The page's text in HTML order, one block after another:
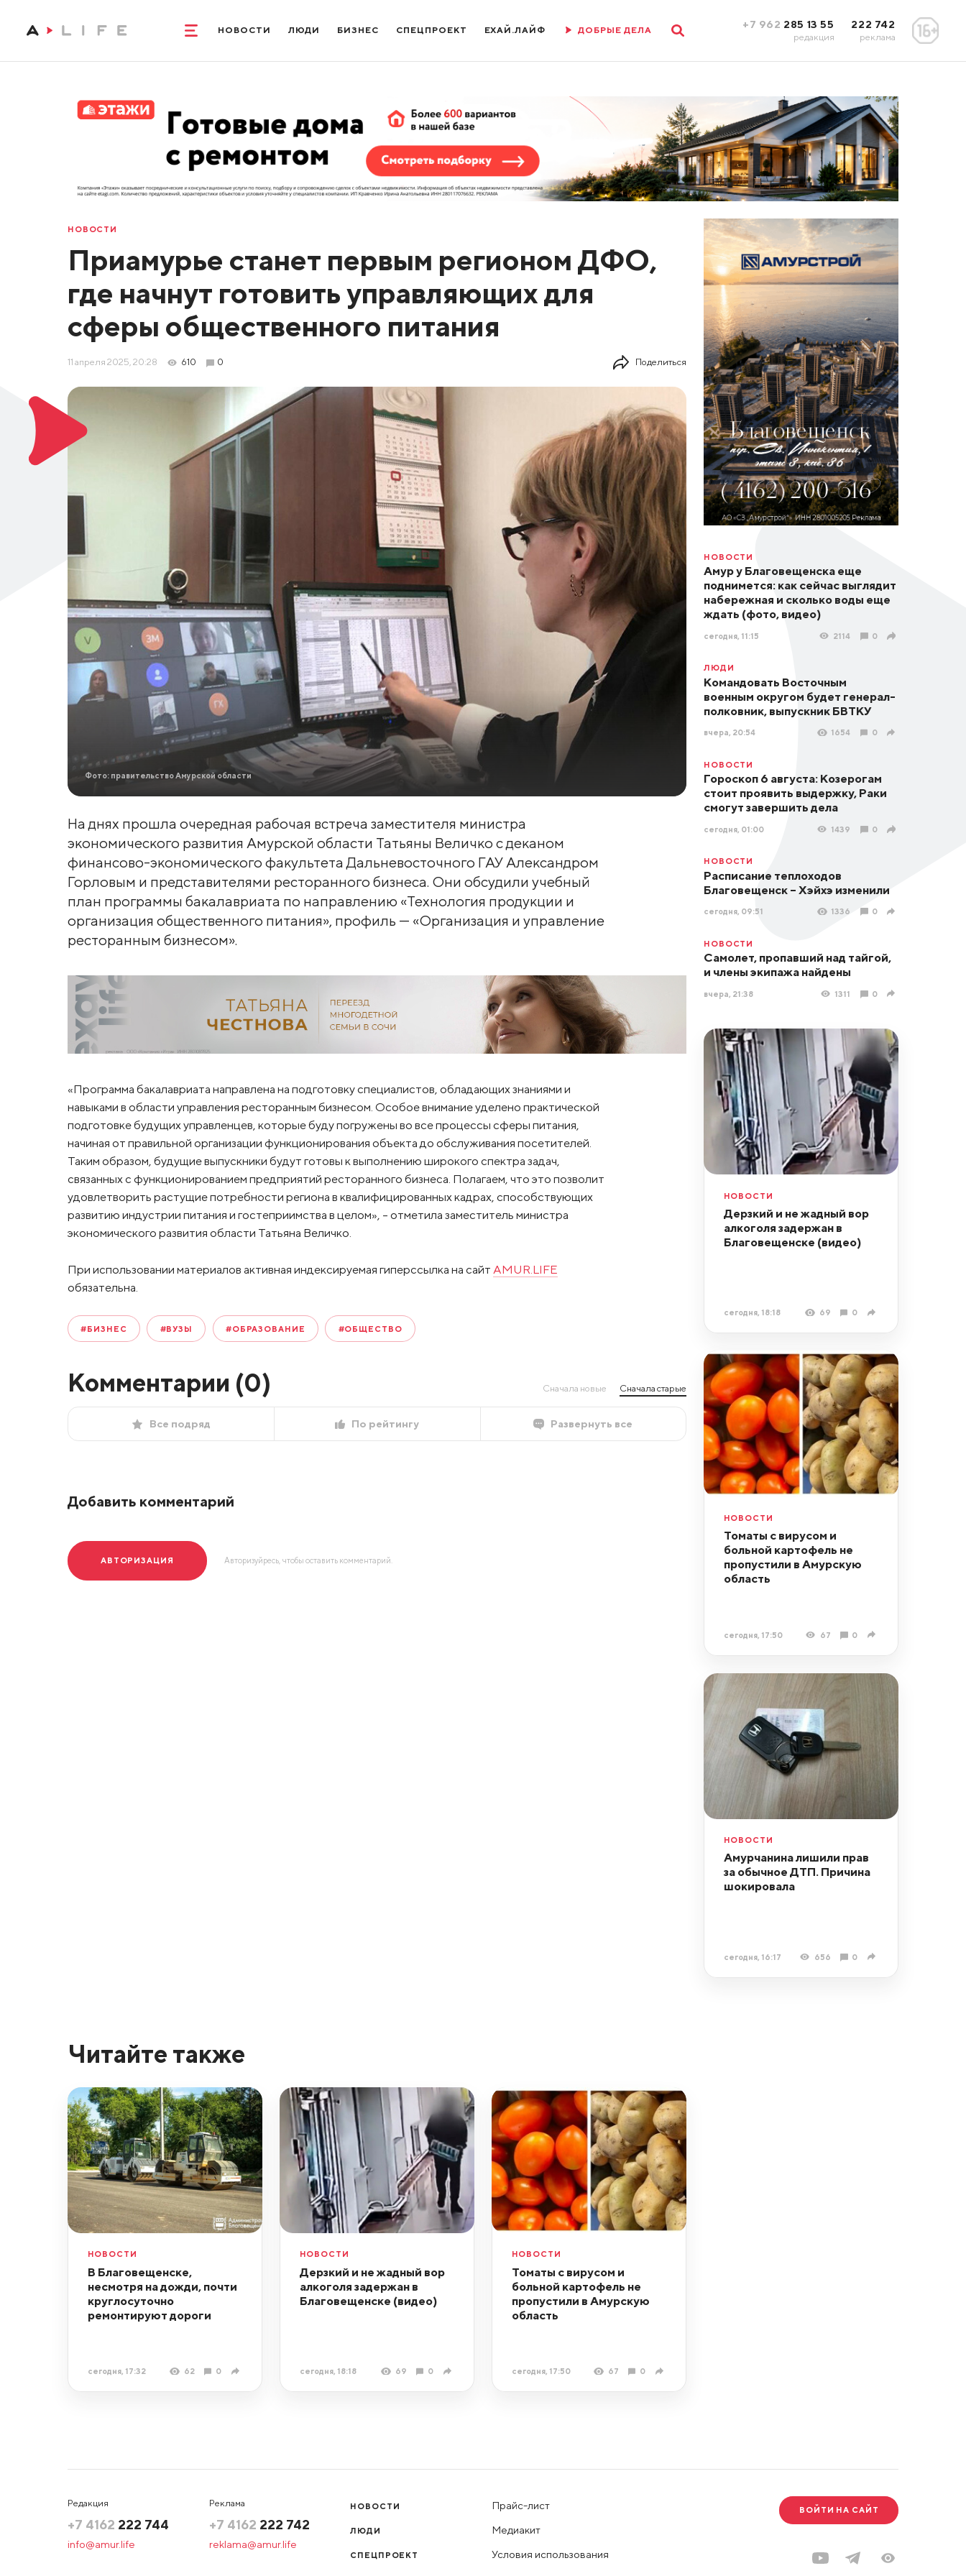
НОВОСТИ ЛЮДИ БИЗНЕС СПЕЦПРОЕКТ ЕХАЙ.ЛАЙФ ДОБРЫЕ ДЕЛА +7 962 285 13 55
редакция
222 742
реклама
НОВОСТИ
Приамурье станет первым регионом ДФО,
где начнут готовить управляющих для
сферы общественного питания
11 апреля 2025, 20:28 610 0 Поделиться
Фото: правительство Амурской области
На днях прошла очередная рабочая встреча заместителя министра
экономического развития Амурской области Татьяны Величко с деканом
финансово-экономического факультета Дальневосточного ГАУ Александром
Горловым и представителями ресторанного бизнеса. Они обсудили учебный
план программы бакалавриата по направлению «Технология продукции и
организация общественного питания», профиль — «Организация и управление
ресторанным бизнесом».
«Программа бакалавриата направлена на подготовку специалистов, обладающих знаниями и
навыками в области управления ресторанным бизнесом. Особое внимание уделено практической
подготовке будущих управленцев, которые буду погружены во все процессы сферы питания,
начиная от правильной организации функционирования объекта до обслуживания посетителей.
Таким образом, будущие выпускники будут готовы к выполнению широкого спектра задач,
связанных с функционированием предприятий ресторанного бизнеса. Полагаем, что это позволит
удовлетворить растущие потребности региона в квалифицированных кадрах, способствующих
развитию индустрии питания и гостеприимства в целом», – отметила заместитель министра
экономического развития области Татьяна Величко.
При использовании материалов активная индексируемая гиперссылка на сайт AMUR.LIFE
обязательна.
#БИЗНЕС #ВУЗЫ #ОБРАЗОВАНИЕ #ОБЩЕСТВО
Комментарии (0) Сначала новые Сначала старые
Все подряд По рейтингу Развернуть все
Добавить комментарий
АВТОРИЗАЦИЯ Авторизуйресь, чтобы оставить комментарий.
НОВОСТИ
Амур у Благовещенска еще
поднимется: как сейчас выглядит
набережная и сколько воды еще
ждать (фото, видео)
сегодня, 11:15 2114 0
ЛЮДИ
Командовать Восточным
военным округом будет генерал-
полковник, выпускник БВТКУ
вчера, 20:54 1654 0
НОВОСТИ
Гороскоп 6 августа: Козерогам
стоит проявить выдержку, Раки
смогут завершить дела
сегодня, 01:00 1439 0
НОВОСТИ
Расписание теплоходов
Благовещенск – Хэйхэ изменили
сегодня, 09:51 1336 0
НОВОСТИ
Самолет, пропавший над тайгой,
и члены экипажа найдены
вчера, 21:38 1311 0
НОВОСТИ
Дерзкий и не жадный вор
алкоголя задержан в
Благовещенске (видео)
сегодня, 18:18 69 0
НОВОСТИ
Томаты с вирусом и
больной картофель не
пропустили в Амурскую
область
сегодня, 17:50 67 0
НОВОСТИ
Амурчанина лишили прав
за обычное ДТП. Причина
шокировала
сегодня, 16:17 656 0
Читайте также
НОВОСТИ
В Благовещенске,
несмотря на дожди, почти
круглосуточно
ремонтируют дороги
сегодня, 17:32 62 0
НОВОСТИ
Дерзкий и не жадный вор
алкоголя задержан в
Благовещенске (видео)
сегодня, 18:18 69 0
НОВОСТИ
Томаты с вирусом и
больной картофель не
пропустили в Амурскую
область
сегодня, 17:50 67 0
Редакция
+7 4162 222 744
info@amur.life
Реклама
+7 4162 222 742
reklama@amur.life
НОВОСТИ
ЛЮДИ
СПЕЦПРОЕКТ
Прайс-лист
Медиакит
Условия использования
ВОЙТИ НА САЙТ